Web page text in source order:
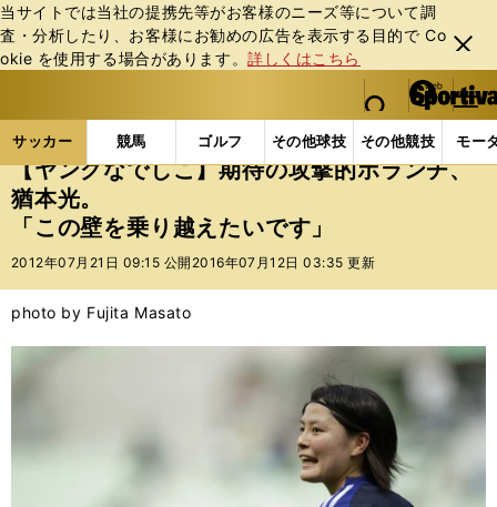
当サイトでは当社の提携先等がお客様のニーズ等について調
査・分析したり、お客様にお勧めの広告を表⽰する⽬的で Co
okie を使⽤する場合があります。詳しくはこちら
閉じ
る
web Sportiva (webスポルティーバ)
検索
マイペ
ー
ジ
メニュ
サッカー 競馬 ゴルフ その他球技 その他競技 モー
ス
ポ
ル
テ
ー
バ
サッカーの記事一覧 サッカー代表 なでしこジャパ
【ヤングなでしこ】期待の攻撃的ボランチ、
猶本光。
「この壁を乗り越えたいです」
2012年07月21日 09:15 公開 2016年07月12日 03:35 更新
photo by Fujita Masato